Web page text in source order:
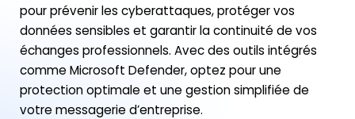
pour prévenir les cyberattaques, protéger vos
données sensibles et garantir la continuité de vos
échanges professionnels. Avec des outils intégrés
comme Microsoft Defender, optez pour une
protection optimale et une gestion simplifiée de
votre messagerie d’entreprise.